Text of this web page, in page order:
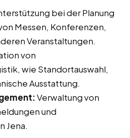
bei der Planung
Messen, Konferenzen,
Veranstaltungen.
von
wie Standortauswahl,
Ausstattung.
Verwaltung von
und
Jena.